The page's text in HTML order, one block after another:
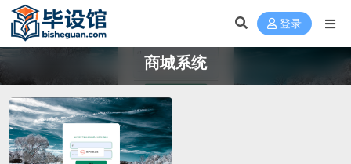
登录
商城系统